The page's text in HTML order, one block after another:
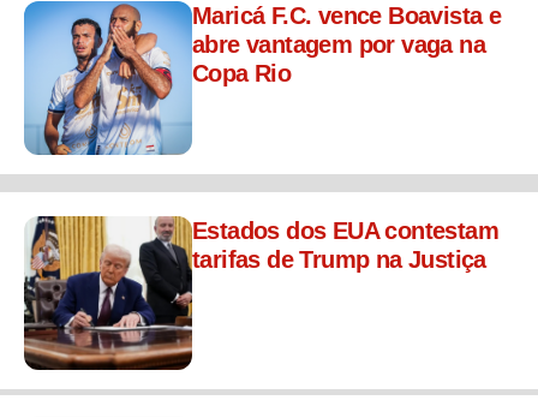
Maricá F.C. vence Boavista e
abre vantagem por vaga na
Copa Rio
Estados dos EUA contestam
tarifas de Trump na Justiça